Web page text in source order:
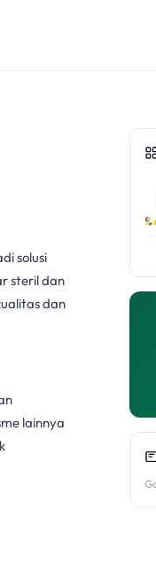
solusi
steril dan
dan
lainnya